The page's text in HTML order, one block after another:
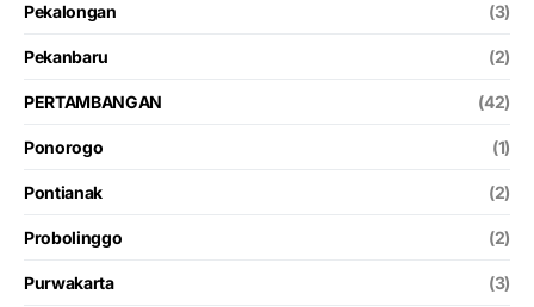
Pekalongan (3)
Pekanbaru (2)
PERTAMBANGAN (42)
Ponorogo (1)
Pontianak (2)
Probolinggo (2)
Purwakarta (3)